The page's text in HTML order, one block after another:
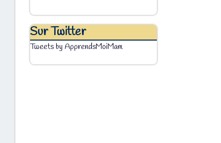
Sur Twitter
Tweets by ApprendsMoiMam